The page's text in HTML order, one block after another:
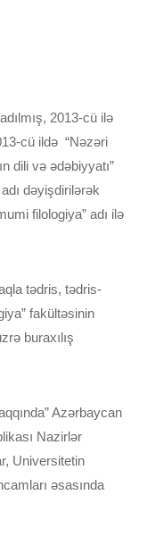
2013-cü ilə
cü ildə “Nəzəri
dili və ədəbiyyatı”
dəyişdirilərək
filologiya” adı ilə
tədris, tədris-
fakültəsinin
buraxılış
Azərbaycan
Nazirlər
Universitetin
əsasında